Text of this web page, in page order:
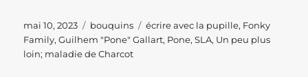
Publié
le
mai 10, 2023 Catégories
bouquins Étiquettes
écrire avec la pupille, Fonky
Family,Guilhem "Pone" Gallart, Pone,SLA, Un peu plus
loin; maladie de Charcot